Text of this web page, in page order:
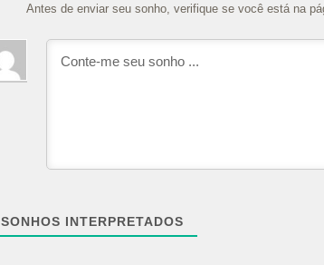
Antes de enviar seu sonho, verifique se você está na
SONHOS INTERPRETADOS